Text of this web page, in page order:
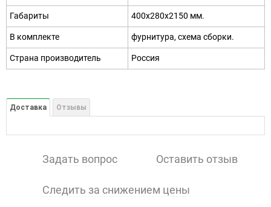
Габариты 400х280х2150 мм.
В комплекте фурнитура, схема сборки.
Страна производитель Россия
Доставка Отзывы
Задать вопрос Оставить отзыв
Следить за снижением цены